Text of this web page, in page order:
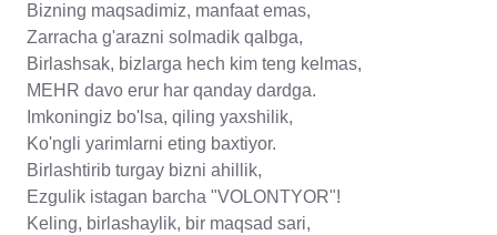
Bizning maqsadimiz, manfaat emas,
Zarracha g'arazni solmadik qalbga,
Birlashsak, bizlarga hech kim teng kelmas,
MEHR davo erur har qanday dardga.
Imkoningiz bo'lsa, qiling yaxshilik,
Ko'ngli yarimlarni eting baxtiyor.
Birlashtirib turgay bizni ahillik,
Ezgulik istagan barcha "VOLONTYOR"!
Keling, birlashaylik, bir maqsad sari,